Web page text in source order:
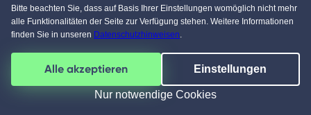
Sind Sie bereit, Ihr Traumhaus zu
finden?
Bitte beachten Sie, dass auf Basis Ihrer Einstellungen womöglich nicht mehr
alle Funktionalitäten der Seite zur Verfügung stehen. Weitere Informationen
finden Sie in unseren Datenschutzhinweisen.
Alle akzeptieren Einstellungen
Nur notwendige Cookies